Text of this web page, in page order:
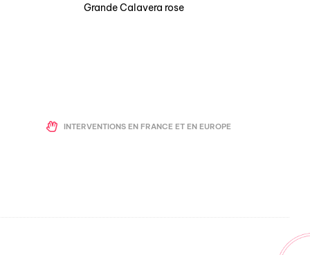
Grande Calavera rose
INTERVENTIONS EN FRANCE ET EN EUROPE